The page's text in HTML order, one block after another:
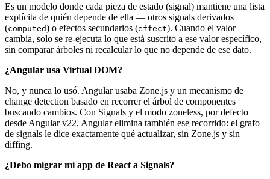
Es un modelo donde cada pieza de estado (signal) mantiene una lista
explícita de quién depende de ella — otros signals derivados
(computed) o efectos secundarios (effect). Cuando el valor
cambia, solo se re-ejecuta lo que está suscrito a ese valor específico,
sin comparar árboles ni recalcular lo que no depende de ese dato.
¿Angular usa Virtual DOM?
No, y nunca lo usó. Angular usaba Zone.js y un mecanismo de
change detection basado en recorrer el árbol de componentes
buscando cambios. Con Signals y el modo zoneless, por defecto
desde Angular v22, Angular elimina también ese recorrido: el grafo
de signals le dice exactamente qué actualizar, sin Zone.js y sin
diffing.
¿Debo migrar mi app de React a Signals?